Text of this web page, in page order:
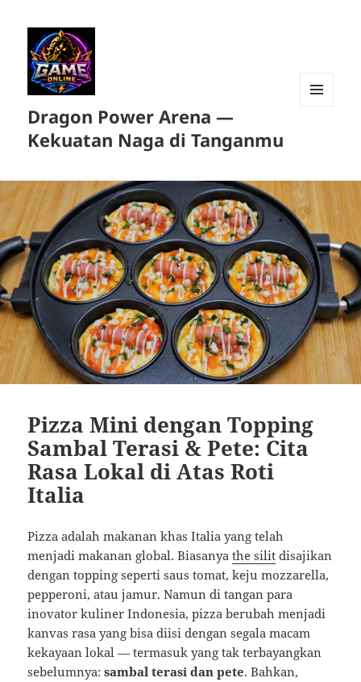
Dragon Power Arena —
Kekuatan Naga di Tanganmu
Pizza Mini dengan Topping
Sambal Terasi & Pete: Cita
Rasa Lokal di Atas Roti
Italia
Pizza adalah makanan khas Italia yang telah
menjadi makanan global. Biasanyathe silit disajikan
dengan topping seperti saus tomat, keju mozzarella,
pepperoni, atau jamur. Namun di tangan para
inovator kuliner Indonesia, pizza berubah menjadi
kanvas rasa yang bisa diisi dengan segala macam
kekayaan lokal — termasuk yang tak terbayangkan
sebelumnya:sambal terasi dan pete. Bahkan,